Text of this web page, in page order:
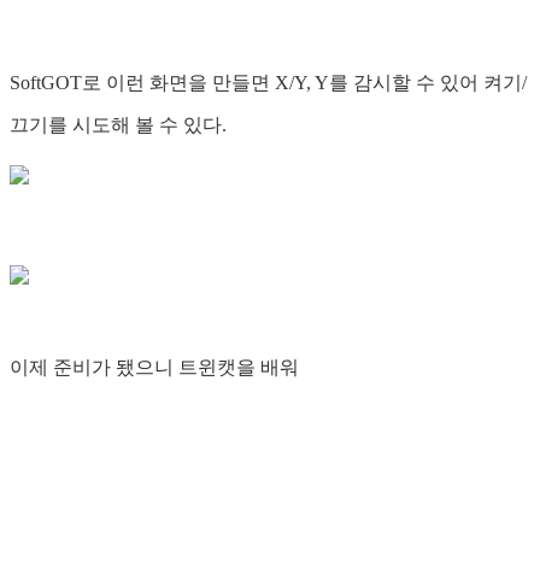
SoftGOT로 이런 화면을 만들면 X/Y, Y를 감시할 수 있어 켜기/
끄기를 시도해 볼 수 있다.
이제 준비가 됐으니 트윈캣을 배워